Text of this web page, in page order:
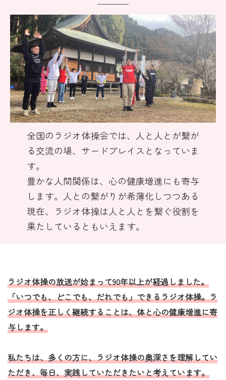
全国のラジオ体操会では、人と人とが繋が
る交流の場、サードプレイスとなっていま
す。
豊かな人間関係は、心の健康増進にも寄与
します。人との繋がりが希薄化しつつある
現在、ラジオ体操は人と人とを繋ぐ役割を
果たしているともいえます。
ラジオ体操の放送が始まって90年以上が経過しました。
「いつでも、どこでも、だれでも」できるラジオ体操。ラ
ジオ体操を正しく継続することは、体と心の健康増進に寄
与します。
私たちは、多くの方に、ラジオ体操の奥深さを理解してい
ただき、毎日、実践していただきたいと考えています。